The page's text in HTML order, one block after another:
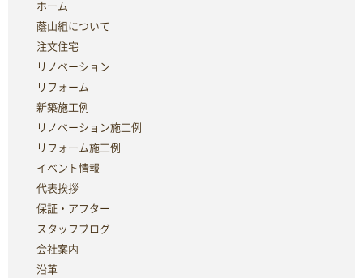
ホーム
蔭山組について
注文住宅
リノベーション
リフォーム
新築施工例
リノベーション施工例
リフォーム施工例
イベント情報
代表挨拶
保証・アフター
スタッフブログ
会社案内
沿革